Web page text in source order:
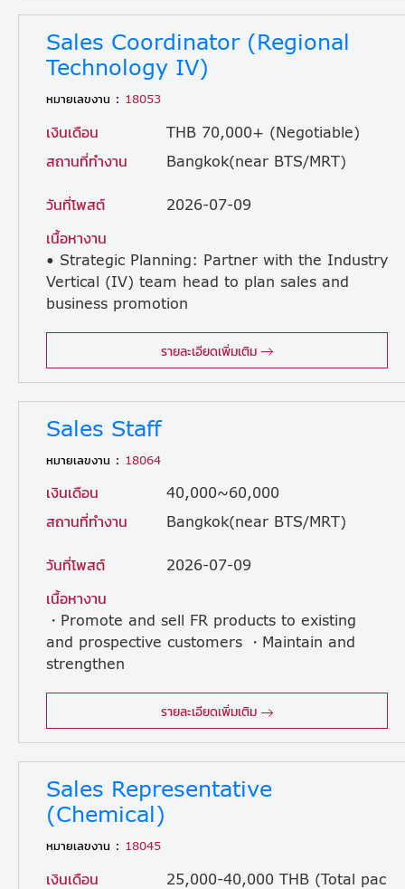
Sales Coordinator (Regional
Technology IV)
หมายเลขงาน : 18053
เงินเดือน
THB 70,000+ (Negotiable)
สถานที่ทำงาน
Bangkok(near BTS/MRT)
วันที่โพสต์
2026-07-09
เนื้อหางาน
• Strategic Planning: Partner with the Industry
Vertical (IV) team head to plan sales and
business promotion
รายละเอียดเพิ่มเติม
Sales Staff
หมายเลขงาน : 18064
เงินเดือน
40,000~60,000
สถานที่ทำงาน
Bangkok(near BTS/MRT)
วันที่โพสต์
2026-07-09
เนื้อหางาน
・Promote and sell FR products to existing
and prospective customers ・Maintain and
strengthen
รายละเอียดเพิ่มเติม
Sales Representative
(Chemical)
หมายเลขงาน : 18045
เงินเดือน
25,000-40,000 THB (Total pac